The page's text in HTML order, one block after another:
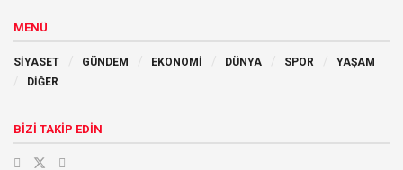
MENÜ
SİYASET GÜNDEM EKONOMİ DÜNYA SPOR
YAŞAM
DİĞER
BİZİ TAKİP EDİN